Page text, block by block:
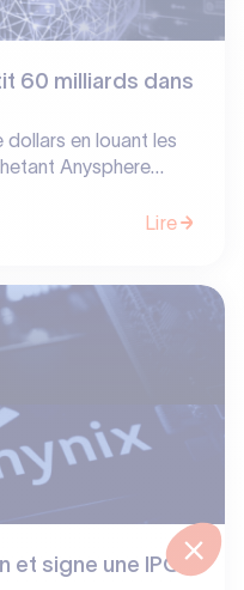
60 milliards dans
en louant les
Anysphere
Entre
software.
Lire
et signe une IPO